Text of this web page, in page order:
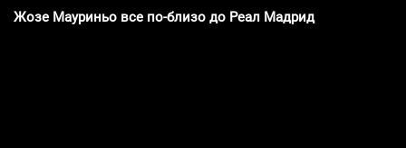
Жозе Мауриньо все по-близо до Реал Мадрид